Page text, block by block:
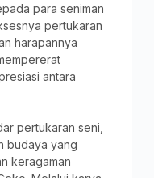
para seniman
pertukaran
harapannya
antara
pertukaran seni,
budaya yang
keragaman